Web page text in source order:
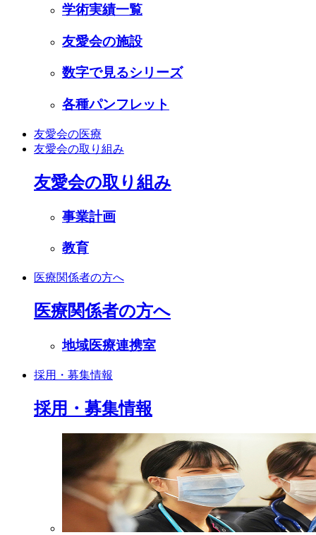
学術実績一覧
友愛会の施設
数字で見るシリーズ
各種パンフレット
友愛会の医療
友愛会の取り組み
友愛会の取り組み
事業計画
教育
医療関係者の方へ
医療関係者の方へ
地域医療連携室
採用・募集情報
採用・募集情報